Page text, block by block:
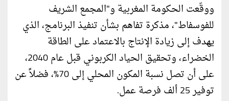
ووقّعت الحكومة المغربية و"المجمع الشريف
للفوسفاط"، مذكرة تفاهم بشأن تنفيذ البرنامج، الذي
يهدف إلى زيادة الإنتاج بالاعتماد على الطاقة
الخضراء، وتحقيق الحياد الكربوني قبل عام 2040،
على أن تصل نسبة المكون المحلي إلى 70%، فضلاً عن
توفير 25 ألف فرصة عمل.